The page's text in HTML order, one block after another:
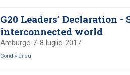
G20 Leaders’ Declaration -
interconnected world
Amburgo 7-8 luglio 2017
Condividi su